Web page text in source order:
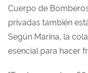
Cuerpo de
privadas también
Según Marina, la
esencial para hacer